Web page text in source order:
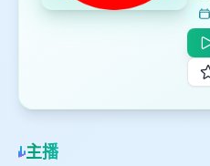
主播最长200字